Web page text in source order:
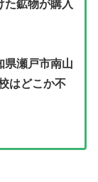
た鉱物が購入
県瀬戸市南山
はどこか不